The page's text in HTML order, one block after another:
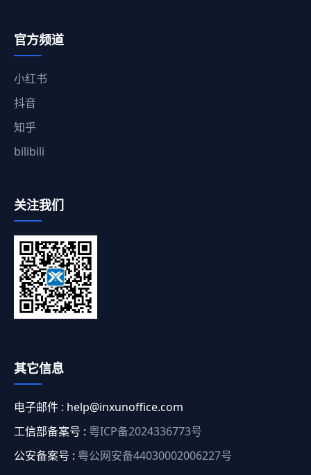
官方频道
小红书
抖音
知乎
bilibili
关注我们
其它信息
电子邮件 : help@inxunoffice.com
工信部备案号 : 粤ICP备2024336773号
公安备案号 : 粤公网安备44030002006227号